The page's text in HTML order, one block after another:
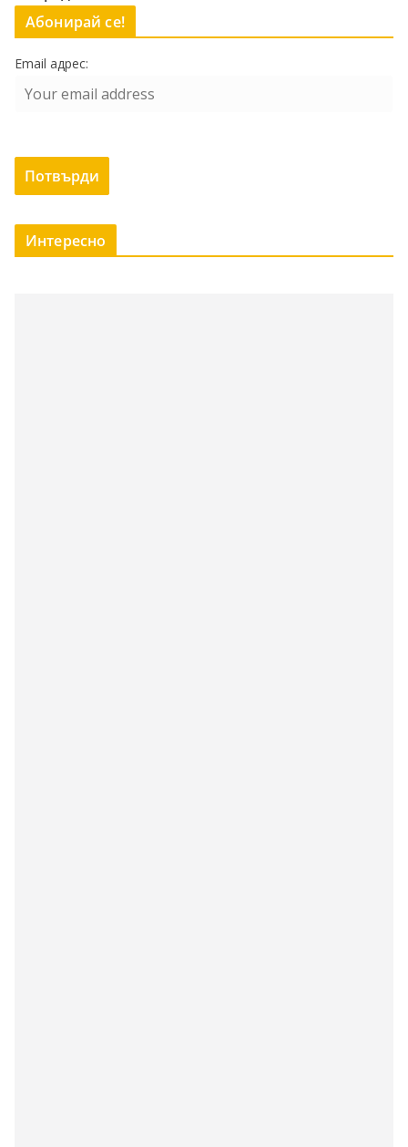
Абонирай се!
Email адрес:
Интересно